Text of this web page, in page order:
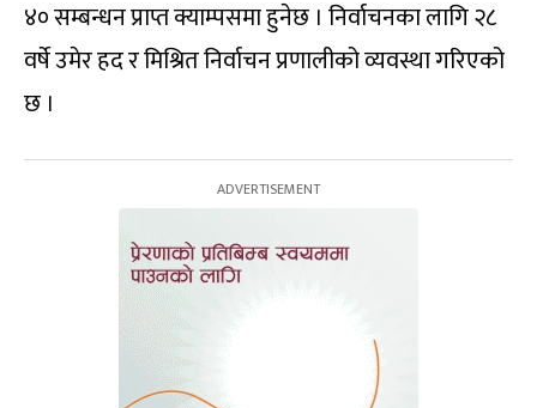
४० सम्बन्धन प्राप्त क्याम्पसमा हुनेछ । निर्वाचनका लागि २८
वर्षे उमेर हद र मिश्रित निर्वाचन प्रणालीको व्यवस्था गरिएको
छ ।